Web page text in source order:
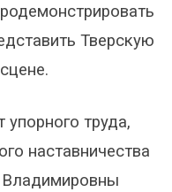
Тверскую
упорного труда,
наставничества
Владимировны